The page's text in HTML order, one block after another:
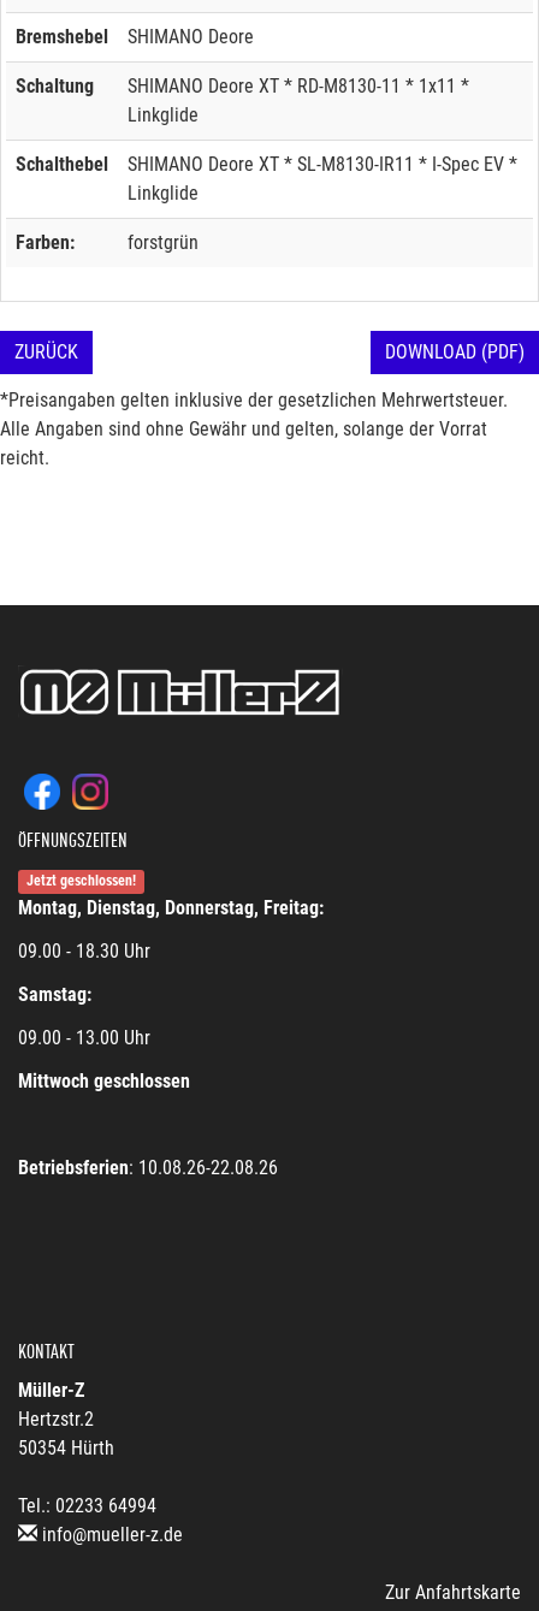
Bremshebel SHIMANO Deore
Schaltung
SHIMANO Deore XT * RD-M8130-11 * 1x11 *
Linkglide
Schalthebel
SHIMANO Deore XT * SL-M8130-IR11 * I-Spec EV *
Linkglide
Farben: forstgrün
ZURÜCK DOWNLOAD (PDF)
*Preisangaben gelten inklusive der gesetzlichen Mehrwertsteuer.
Alle Angaben sind ohne Gewähr und gelten, solange der Vorrat
reicht.
ÖFFNUNGSZEITEN
Jetzt geschlossen!
Montag, Dienstag, Donnerstag, Freitag:
09.00 - 18.30 Uhr
Samstag:
09.00 - 13.00 Uhr
Mittwoch geschlossen
Betriebsferien: 10.08.26-22.08.26
KONTAKT
Müller-Z
Hertzstr.2
50354 Hürth
Tel.: 02233 64994
info@mueller-z.de
Zur Anfahrtskarte